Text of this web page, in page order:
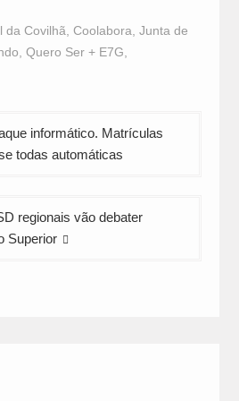
Twitter
da Covilhã Coolabora Junta de
Quero Ser + E7G
informático. Matrículas
todas automáticas
regionais vão debater
Superior